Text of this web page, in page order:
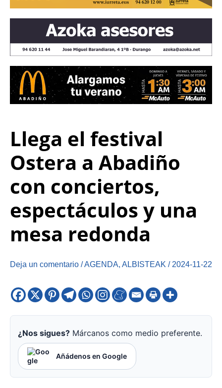
Llega el festival
Ostera a Abadiño
con conciertos,
espectáculos y una
mesa redonda
Deja un comentario /AGENDA, ALBISTEAK / 2024-11-22
¿Nos sigues? Márcanos como medio preferente.
Añádenos en Google